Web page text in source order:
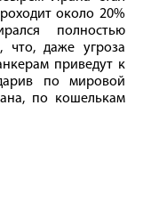
около 20%
полностью
что, даже угроза
приведут к
по мировой
по кошелькам